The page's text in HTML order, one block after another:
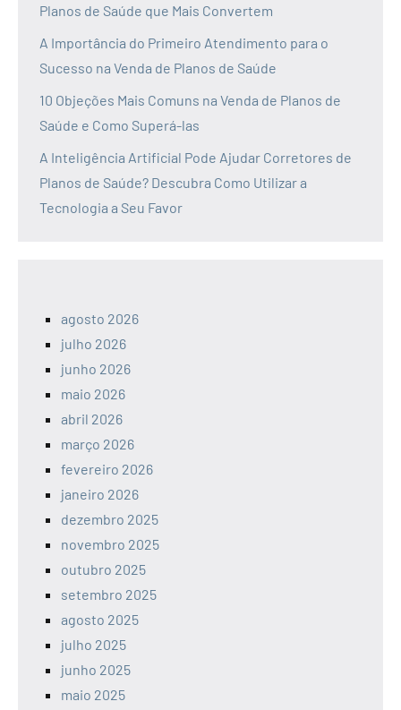
Planos de Saúde que Mais Convertem
A Importância do Primeiro Atendimento para o
Sucesso na Venda de Planos de Saúde
10 Objeções Mais Comuns na Venda de Planos de
Saúde e Como Superá-las
A Inteligência Artificial Pode Ajudar Corretores de
Planos de Saúde? Descubra Como Utilizar a
Tecnologia a Seu Favor
agosto 2026
julho 2026
junho 2026
maio 2026
abril 2026
março 2026
fevereiro 2026
janeiro 2026
dezembro 2025
novembro 2025
outubro 2025
setembro 2025
agosto 2025
julho 2025
junho 2025
maio 2025